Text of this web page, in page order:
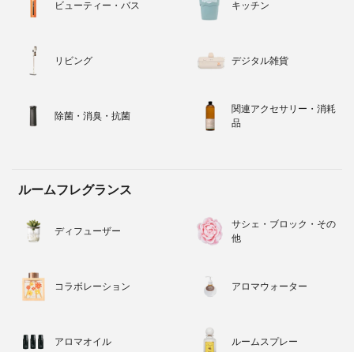
ビューティー・バス キッチン
リビング デジタル雑貨
除菌・消臭・抗菌
関連アクセサリー・消耗
品
ルームフレグランス
ディフューザー
サシェ・ブロック・その
他
コラボレーション アロマウォーター
アロマオイル ルームスプレー